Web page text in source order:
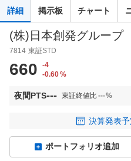
せ
詳細 掲示板 チャート
(株)日本創発グループ
7814 東証STD
660
-4
-0.60%
夜間PTS--- 東証終値比---%
決算発表予
ポートフォリオ追加